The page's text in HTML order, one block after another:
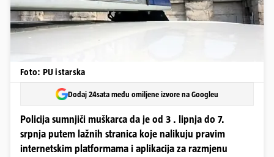
Foto: PU istarska
Dodaj 24sata među omiljene izvore na Googleu
Policija sumnjiči muškarca da je od 3 . lipnja do 7.
srpnja putem lažnih stranica koje nalikuju pravim
internetskim platformama i aplikacija za razmjenu